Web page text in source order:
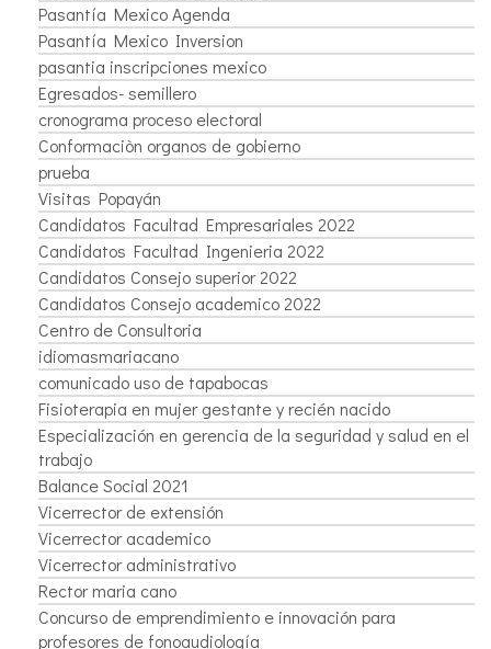
Pasantía Mexico Agenda
Pasantía Mexico Inversion
pasantia inscripciones mexico
Egresados- semillero
cronograma proceso electoral
Conformaciòn organos de gobierno
prueba
Visitas Popayán
Candidatos Facultad Empresariales 2022
Candidatos Facultad Ingenieria 2022
Candidatos Consejo superior 2022
Candidatos Consejo academico 2022
Centro de Consultoria
idiomasmariacano
comunicado uso de tapabocas
Fisioterapia en mujer gestante y recién nacido
Especialización en gerencia de la seguridad y salud en el
trabajo
Balance Social 2021
Vicerrector de extensión
Vicerrector academico
Vicerrector administrativo
Rector maria cano
Concurso de emprendimiento e innovación para
profesores de fonoaudiología